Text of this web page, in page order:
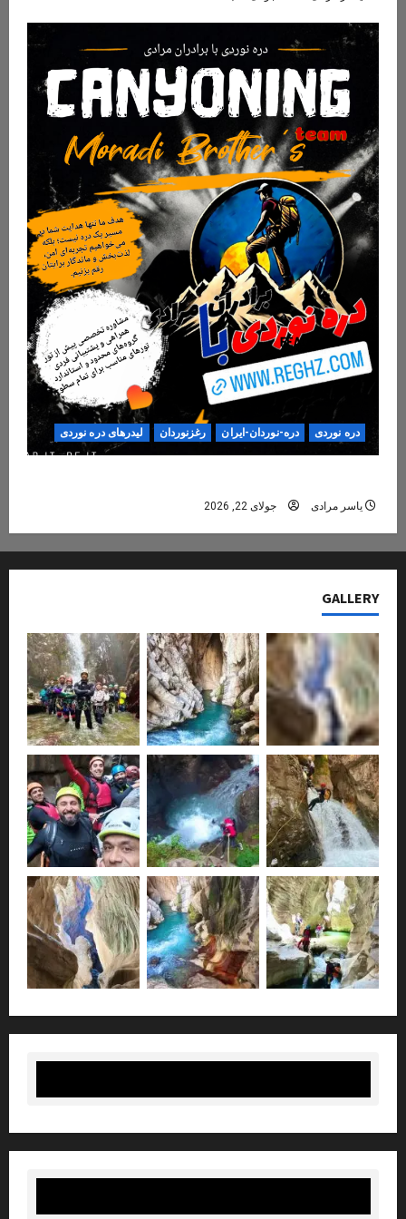
دره نوردی دره-نوردان-ایران رغزنوردان لیدرهای دره نوردی
یاسر مرادی جولای 22, 2026
GALLERY